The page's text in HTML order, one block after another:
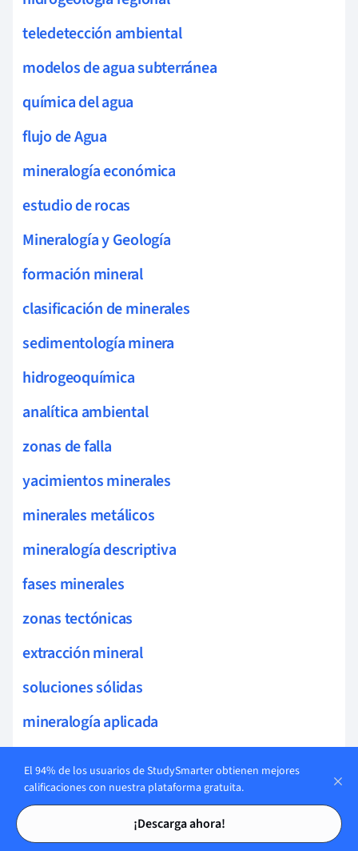
Tarjetas de estudio
Tarjetas de estudio
teledetección ambiental
modelos de agua subterránea
química del agua
flujo de Agua
mineralogía económica
estudio de rocas
Mineralogía y Geología
formación mineral
clasificación de minerales
sedimentología minera
hidrogeoquímica
analítica ambiental
zonas de falla
yacimientos minerales
minerales metálicos
mineralogía descriptiva
fases minerales
zonas tectónicas
extracción mineral
soluciones sólidas
mineralogía aplicada
estabilidad de fases
minerales carbonatos
El 94% de los usuarios de StudySmarter obtienen mejores
calificaciones con nuestra plataforma gratuita.
¡Descarga ahora!